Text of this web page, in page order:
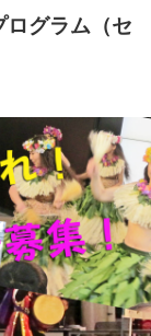
グラム（セ